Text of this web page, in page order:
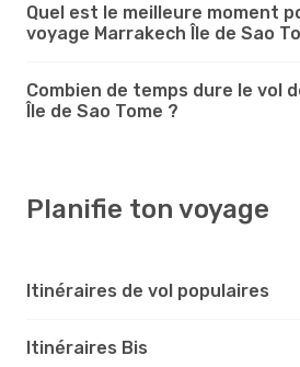
Quel est le meilleure moment
voyage Marrakech Île de Sao
Combien de temps dure le vol
Île de Sao Tome ?
Planifie ton voyage
Itinéraires de vol populaires
Itinéraires Bis